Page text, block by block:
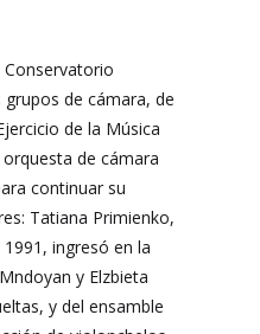
Conservatorio
de cámara, de
de la Música
de cámara
continuar su
Tatiana Primienko,
ingresó en la
y Elzbieta
y del ensamble